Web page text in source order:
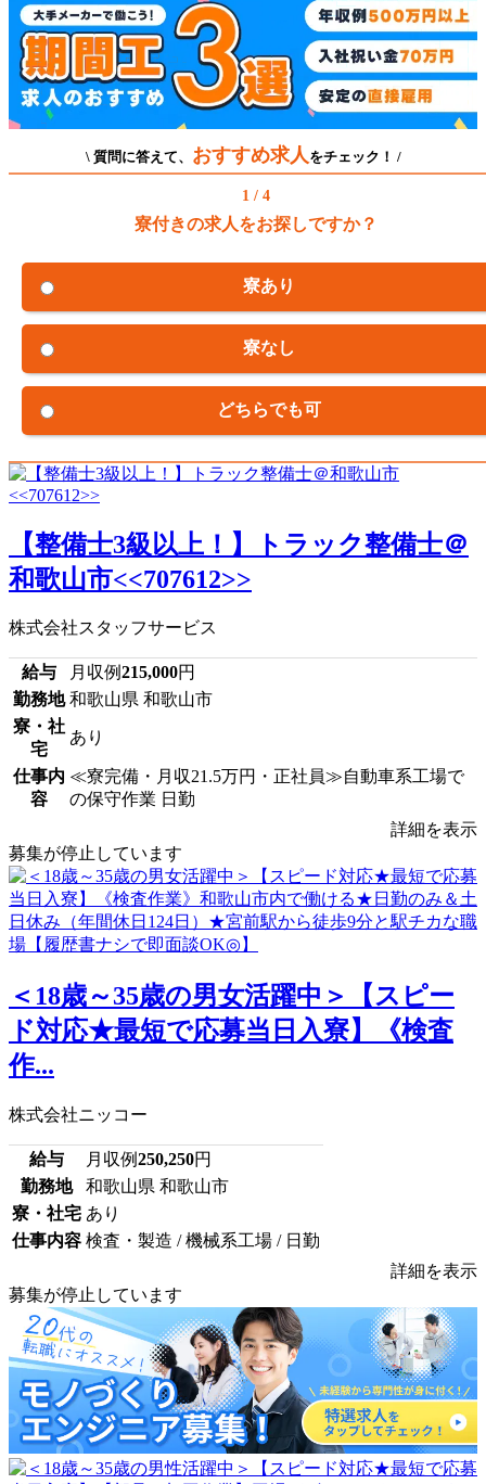
\ 質問に答えて、 おすすめ求人 をチェック！ /
1 / 4
寮付きの求人をお探しですか？
寮あり
寮なし
どちらでも可
【整備士3級以上！】トラック整備士＠
和歌山市<<707612>>
株式会社スタッフサービス
給与 月収例215,000円
勤務地 和歌山県 和歌山市
寮・社
宅
あり
仕事内
容
≪寮完備・月収21.5万円・正社員≫自動車系工場で
の保守作業 日勤
詳細を表示
募集が停止しています
＜18歳～35歳の男女活躍中＞【スピー
ド対応★最短で応募当日入寮】《検査
作...
株式会社ニッコー
給与 月収例250,250円
勤務地
和歌山県 和歌山市
寮・社宅 あり
仕事内容 検査・製造 / 機械系工場 / 日勤
詳細を表示
募集が停止しています